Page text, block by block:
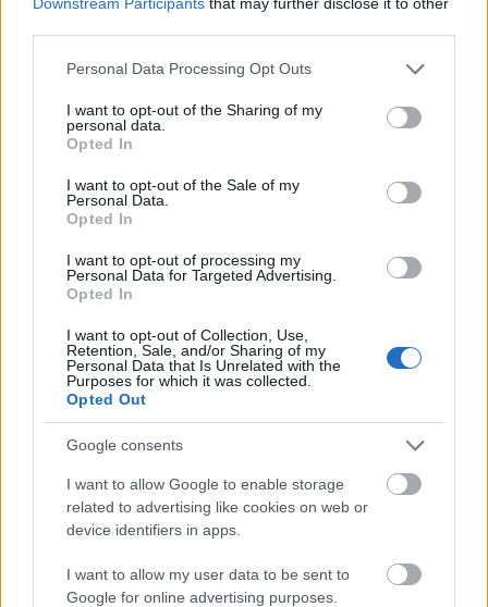
Please note that this website/app uses one or more Google
not limited to your visit or usage behaviour. You may click to
grant or deny consent to Google and its third-party tags to
use your data for below specified purposes in below Google
consent section.
Personal Data Processing Opt Outs
I want to opt-out of the Sharing of my
personal data.
Opted In
I want to opt-out of the Sale of my
Personal Data.
Opted In
I want to opt-out of processing my
Personal Data for Targeted Advertising.
Opted In
I want to opt-out of Collection, Use,
Retention, Sale, and/or Sharing of my
Personal Data that Is Unrelated with the
Purposes for which it was collected.
Opted Out
Google consents
I want to allow Google to enable storage
related to advertising like cookies on web or
device identifiers in apps.
I want to allow my user data to be sent to
Google for online advertising purposes.
Összegyűjtöttük a műfaj csúcsdíszeit.
10 film, amit érdemes lesz megnézni a
CineFesten
A szeptember 10-18. között Miskolcon megrendezett
filmfesztivál idén is rengeteg figyelemre méltó mozgókép-
csemegével fog szolgálni nézőinek - íme a számunkra